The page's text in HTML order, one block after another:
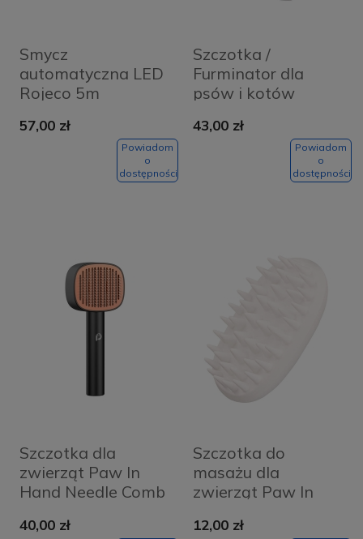
Smycz
automatyczna LED
Rojeco 5m
57,00 zł
Powiadom
o
dostępności
Szczotka /
Furminator dla
psów i kotów
43,00 zł
Powiadom
o
dostępności
Szczotka dla
zwierząt Paw In
Hand Needle Comb
40,00 zł
Szczotka do
masażu dla
zwierząt Paw In
12,00 zł